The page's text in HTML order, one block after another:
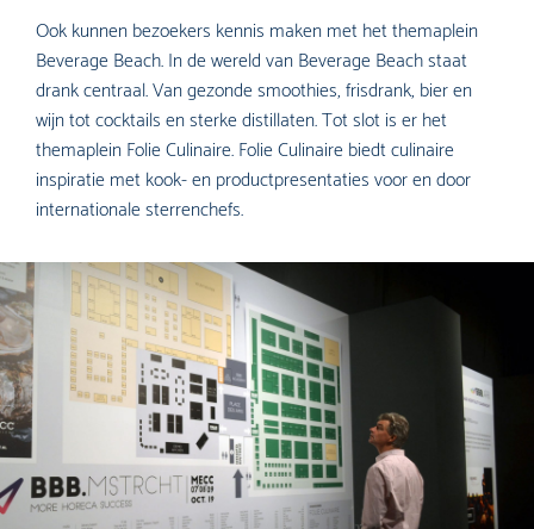
Ook kunnen bezoekers kennis maken met het themaplein
Beverage Beach. In de wereld van Beverage Beach staat
drank centraal. Van gezonde smoothies, frisdrank, bier en
wijn tot cocktails en sterke distillaten. Tot slot is er het
themaplein Folie Culinaire. Folie Culinaire biedt culinaire
inspiratie met kook- en productpresentaties voor en door
internationale sterrenchefs.